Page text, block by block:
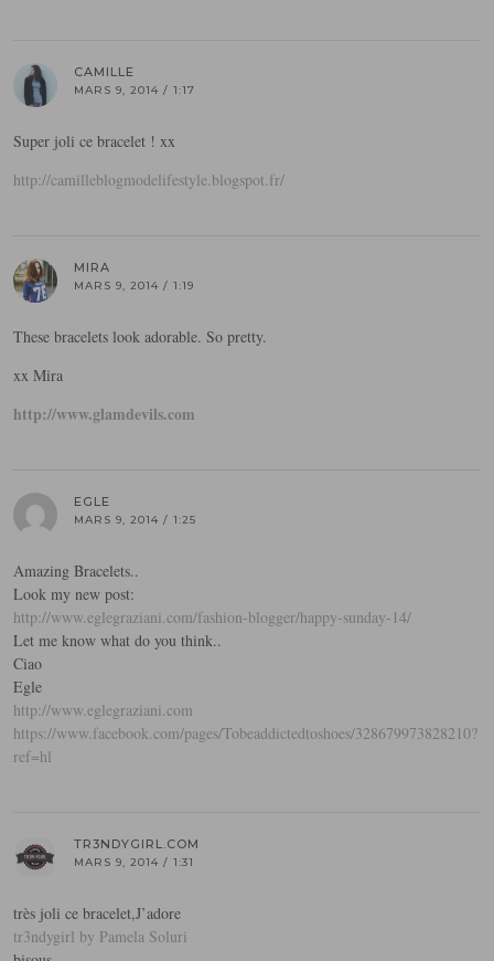
CAMILLE
MARS 9, 2014 / 1:17
Super joli ce bracelet ! xx
http://camilleblogmodelifestyle.blogspot.fr/
MIRA
MARS 9, 2014 / 1:19
These bracelets look adorable. So pretty.
xx Mira
http://www.glamdevils.com
EGLE
MARS 9, 2014 / 1:25
Amazing Bracelets..
Look my new post:
http://www.eglegraziani.com/fashion-blogger/happy-sunday-14/
Let me know what do you think..
Ciao
Egle
http://www.eglegraziani.com
https://www.facebook.com/pages/Tobeaddictedtoshoes/328679973828210?
ref=hl
TR3NDYGIRL.COM
MARS 9, 2014 / 1:31
très joli ce bracelet,J’adore
tr3ndygirl by Pamela Soluri